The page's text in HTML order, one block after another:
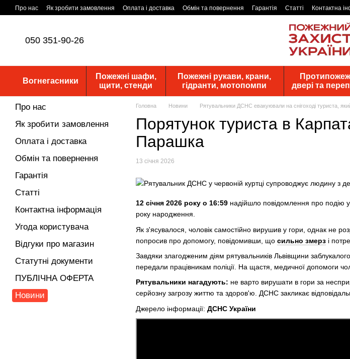
Перейти до основного контенту
Про нас Як зробити замовлення Оплата і доставка Обмін та повернення Гарантія Статті Контактна
050 351-90-26
Вогнегасники
Пожежні шафи,
щити, стенди
Пожежні рукави, крани,
гідранти, мотопомпи
двері та
Головна Новини Рятувальники ДСНС евакуювали на снігоході туриста,
Порятунок туриста в
Парашка
13 січня 2026
12 січня 2026 року о 16:59 надійшло повідомлення про подію
року народження.
Як з'ясувалося, чоловік самостійно вирушив у гори, однак не
попросив про допомогу, повідомивши, що сильно змерз і
Завдяки злагодженим діям рятувальників Львівщини
передали працівникам поліції. На щастя, медичної допомоги
Рятувальники нагадують: не варто вирушати в гори за
серйозну загрозу життю та здоров'ю. ДСНС закликає
Джерело інформації: ДСНС України
Про нас
Як зробити замовлення
Оплата і доставка
Обмін та повернення
Гарантія
Статті
Контактна інформація
Угода користувача
Відгуки про магазин
Статутні документи
ПУБЛІЧНА ОФЕРТА
Новини